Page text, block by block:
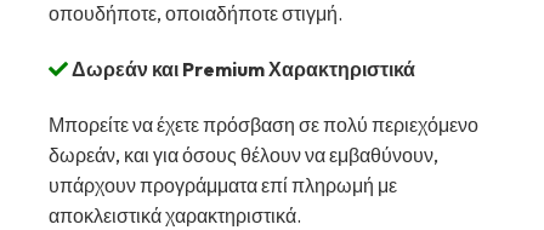
οπουδήποτε, οποιαδήποτε στιγμή.
Δωρεάν και Premium Χαρακτηριστικά
Μπορείτε να έχετε πρόσβαση σε πολύ περιεχόμενο
δωρεάν, και για όσους θέλουν να εμβαθύνουν,
υπάρχουν προγράμματα επί πληρωμή με
αποκλειστικά χαρακτηριστικά.